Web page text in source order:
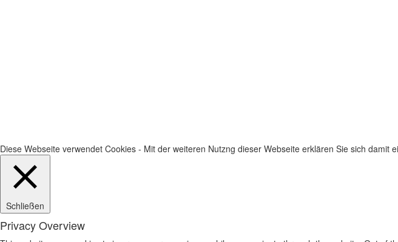
Diese Webseite verwendet Cookies - Mit der weiteren Nutzng dieser Webseite erklären Sie sich damit
Schließen
Privacy Overview